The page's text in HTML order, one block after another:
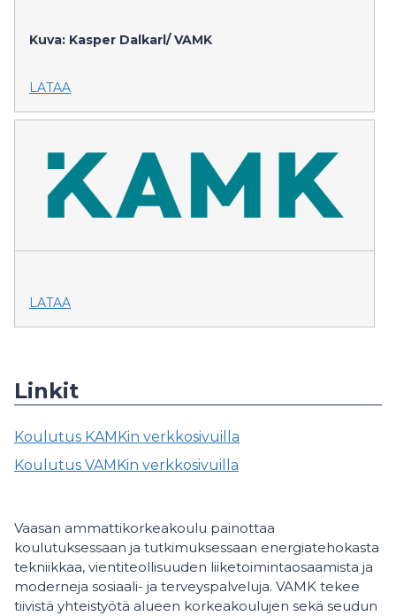
Kuva: Kasper Dalkarl/ VAMK
LATAA
LATAA
Linkit
Koulutus KAMKin verkkosivuilla
Koulutus VAMKin verkkosivuilla
Vaasan ammattikorkeakoulu painottaa
koulutuksessaan ja tutkimuksessaan energiatehokasta
tekniikkaa, vientiteollisuuden liiketoimintaosaamista ja
moderneja sosiaali- ja terveyspalveluja. VAMK tekee
tiivistä yhteistyötä alueen korkeakoulujen sekä seudun